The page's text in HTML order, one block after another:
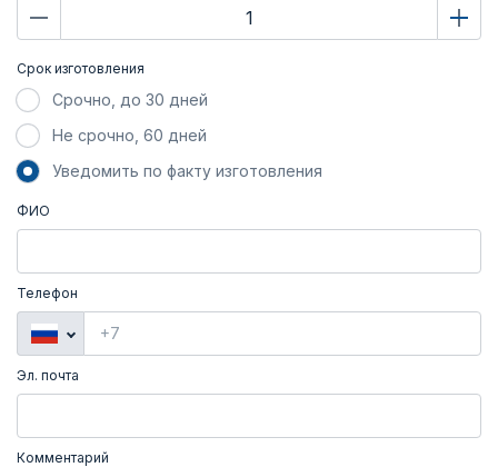
Срок изготовления
Срочно, до 30 дней
Не срочно, 60 дней
Уведомить по факту изготовления
ФИО
Телефон
Эл. почта
Комментарий